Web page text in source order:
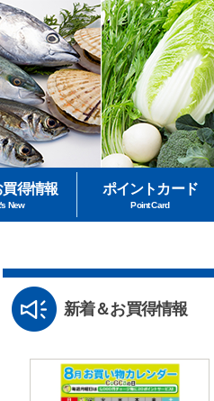
買得情報
New
ポイントカード
Point Card
新着＆お買得情報